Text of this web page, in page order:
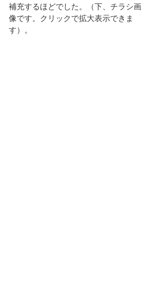
補充するほどでした。（下、チラシ画
像です。クリックで拡大表示できま
す）。